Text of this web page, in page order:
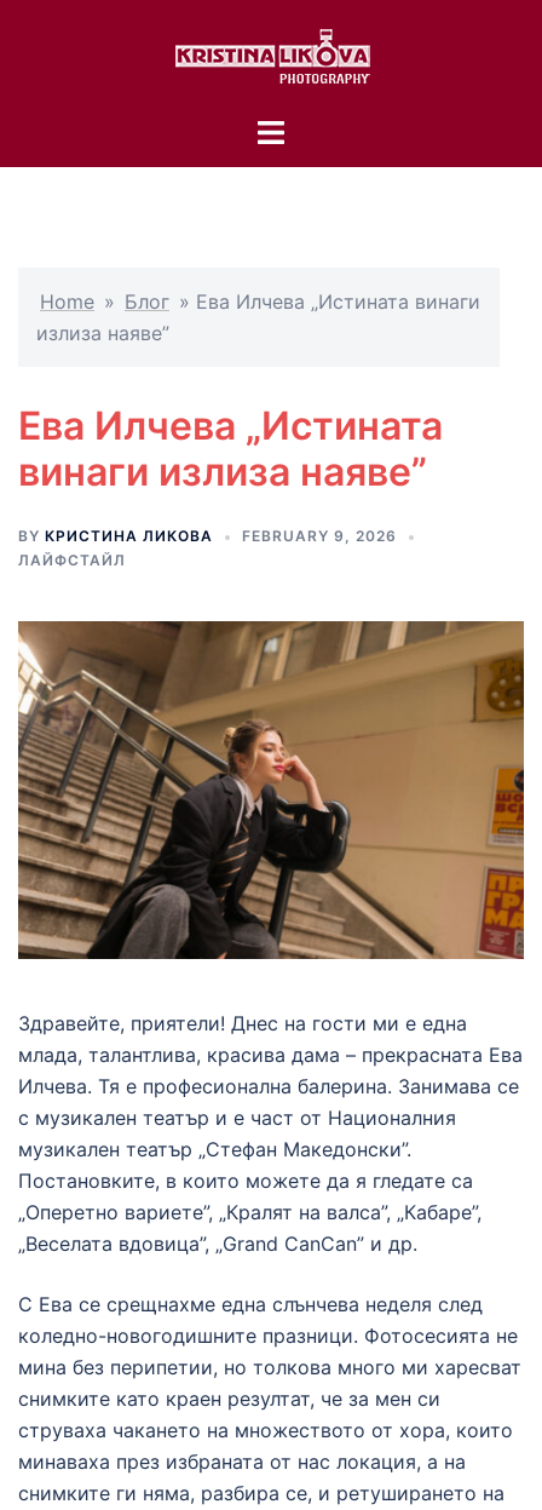
Toggle
Home » Блог » Ева Илчева „Истината винаги
излиза наяве”
Ева Илчева „Истината
винаги излиза наяве”
BY КРИСТИНА ЛИКОВА
FEBRUARY 9, 2026
ЛАЙФСТАЙЛ
Здравейте, приятели! Днес на гости ми е една
млада, талантлива, красива дама – прекрасната Ева
Илчева. Тя е професионална балерина. Занимава се
с музикален театър и е част от Националния
музикален театър „Стефан Македонски”.
Постановките, в които можете да я гледате са
„Оперетно вариете”, „Кралят на валса”, „Кабаре”,
„Веселата вдовица”, „Grand CanCan” и др.
С Ева се срещнахме една слънчева неделя след
коледно-новогодишните празници. Фотосесията не
мина без перипетии, но толкова много ми харесват
снимките като краен резултат, че за мен си
струваха чакането на множеството от хора, които
минаваха през избраната от нас локация, а на
снимките ги няма, разбира се, и ретуширането на